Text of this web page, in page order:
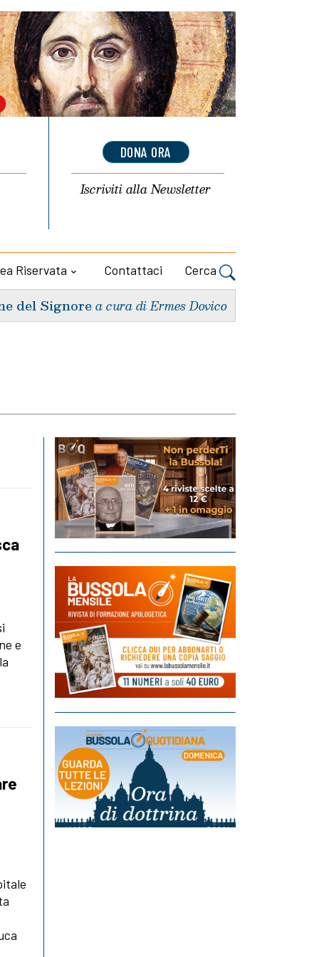
DONA ORA
Iscriviti allaNewsletter
Riservata Contattaci Cerca
del Signorea cura di Ermes Dovico
e